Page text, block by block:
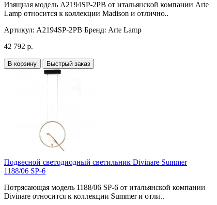
Изящная модель A2194SP-2PB от итальянской компании Arte
Lamp относится к коллекции Madison и отлично..
Артикул: A2194SP-2PB Бренд: Arte Lamp
42 792 р.
В корзину Быстрый заказ
Подвесной светодиодный светильник Divinare Summer
1188/06 SP-6
Потрясающая модель 1188/06 SP-6 от итальянской компании
Divinare относится к коллекции Summer и отли..